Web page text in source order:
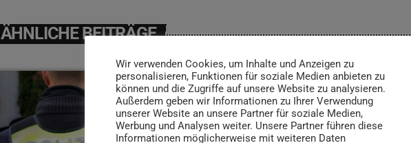
ÄHNLICHE BEITRÄGE
insert_link
Wir verwenden Cookies, um Inhalte und Anzeigen zu
personalisieren, Funktionen für soziale Medien anbieten zu
können und die Zugriffe auf unsere Website zu analysieren.
Außerdem geben wir Informationen zu Ihrer Verwendung
unserer Website an unsere Partner für soziale Medien,
Werbung und Analysen weiter. Unsere Partner führen diese
Informationen möglicherweise mit weiteren Daten